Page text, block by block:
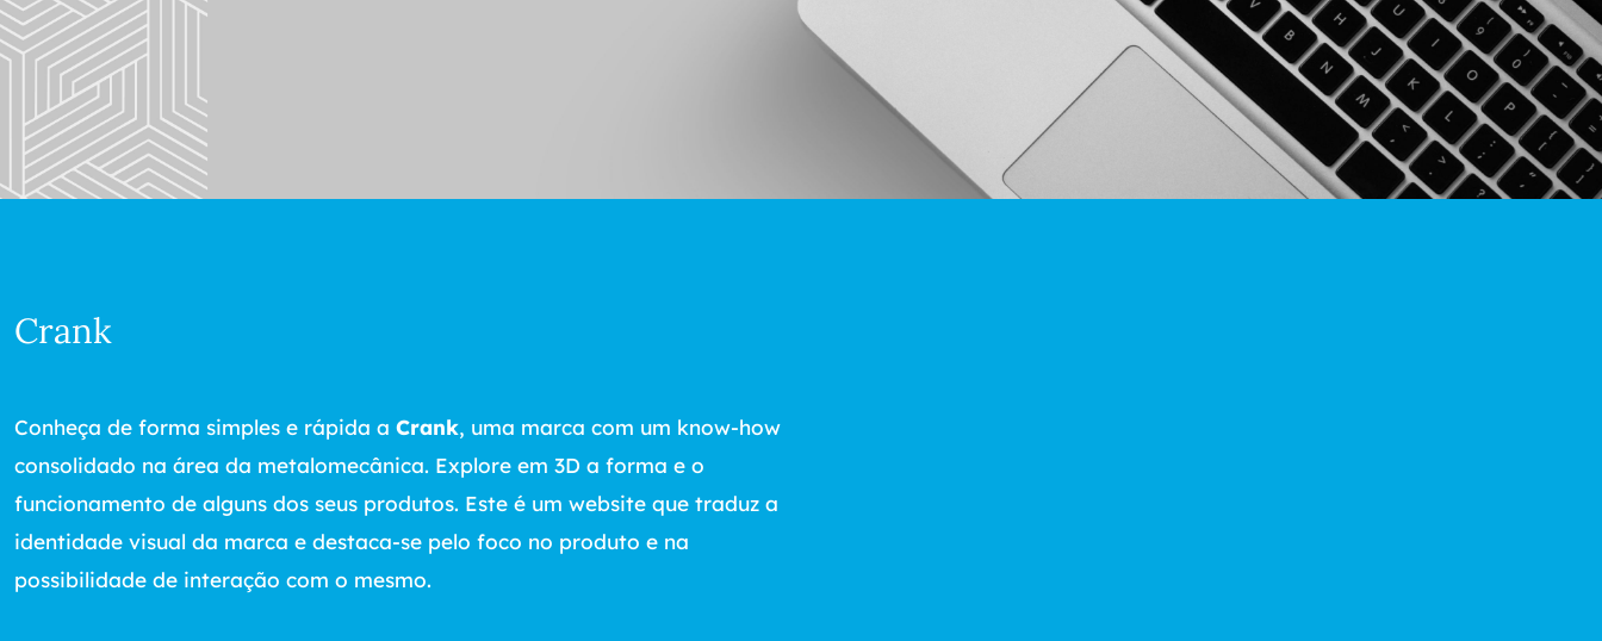
Crank
Conheça de forma simples e rápida a Crank, uma marca com um know-how
consolidado na área da metalomecânica. Explore em 3D a forma e o
funcionamento de alguns dos seus produtos. Este é um website que traduz a
identidade visual da marca e destaca-se pelo foco no produto e na
possibilidade de interação com o mesmo.